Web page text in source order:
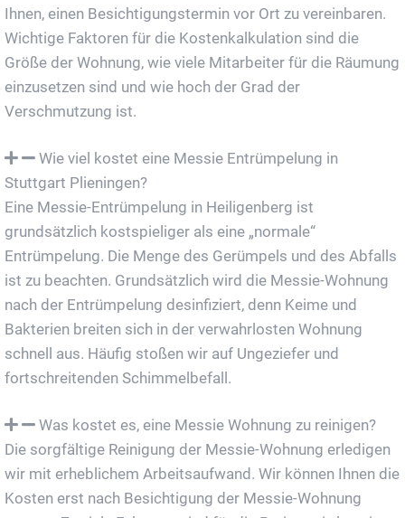
Ihnen, einen Besichtigungstermin vor Ort zu vereinbaren.
Wichtige Faktoren für die Kostenkalkulation sind die
Größe der Wohnung, wie viele Mitarbeiter für die Räumung
einzusetzen sind und wie hoch der Grad der
Verschmutzung ist.
Wie viel kostet eine Messie Entrümpelung in
Stuttgart Plieningen?
Eine Messie-Entrümpelung in Heiligenberg ist
grundsätzlich kostspieliger als eine „normale“
Entrümpelung. Die Menge des Gerümpels und des Abfalls
ist zu beachten. Grundsätzlich wird die Messie-Wohnung
nach der Entrümpelung desinfiziert, denn Keime und
Bakterien breiten sich in der verwahrlosten Wohnung
schnell aus. Häufig stoßen wir auf Ungeziefer und
fortschreitenden Schimmelbefall.
Was kostet es, eine Messie Wohnung zu reinigen?
Die sorgfältige Reinigung der Messie-Wohnung erledigen
wir mit erheblichem Arbeitsaufwand. Wir können Ihnen die
Kosten erst nach Besichtigung der Messie-Wohnung